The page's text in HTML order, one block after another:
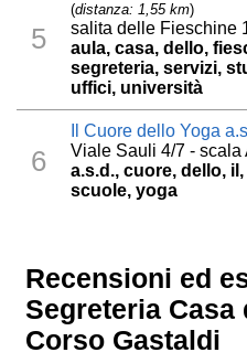
5
(distanza: 1,55 km)
salita delle Fieschine
aula, casa, dello,
segreteria, servizi,
uffici, università
6
Il Cuore dello Yoga
Viale Sauli 4/7 - scala
a.s.d., cuore, dello,
scuole, yoga
Recensioni ed
Segreteria Casa
Corso Gastaldi